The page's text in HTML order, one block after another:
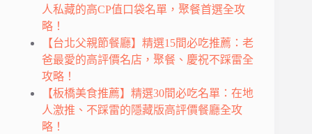
人私藏的高CP值口袋名單，聚餐首選全攻
略！
【台北父親節餐廳】精選15間必吃推薦：老
爸最愛的高評價名店，聚餐、慶祝不踩雷全
攻略！
【板橋美食推薦】精選30間必吃名單：在地
人激推、不踩雷的隱藏版高評價餐廳全攻
略！